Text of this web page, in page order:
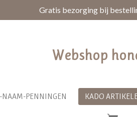
Gratis bezorging bij
Webshop
PENNINGEN KADO